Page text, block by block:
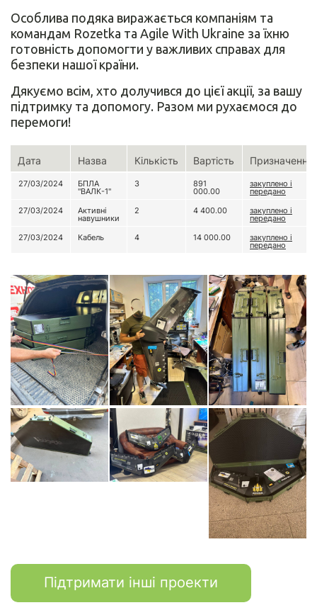
Особлива подяка виражається компаніям та
командам Rozetka та Agile With Ukraine за їхню
готовність допомогти у важливих справах для
безпеки нашої країни.
Дякуємо всім, хто долучився до цієї акції, за вашу
підтримку та допомогу. Разом ми рухаємося до
перемоги!
Дата Назва Кількість Вартість Призначення
27/03/2024 БПЛА
"ВАЛК-1"
3 891
000.00
закуплено і
передано
27/03/2024
Активні
навушники
2 4 400.00 закуплено і
передано
27/03/2024
Кабель 4 14 000.00 закуплено і
передано
Підтримати інші проекти